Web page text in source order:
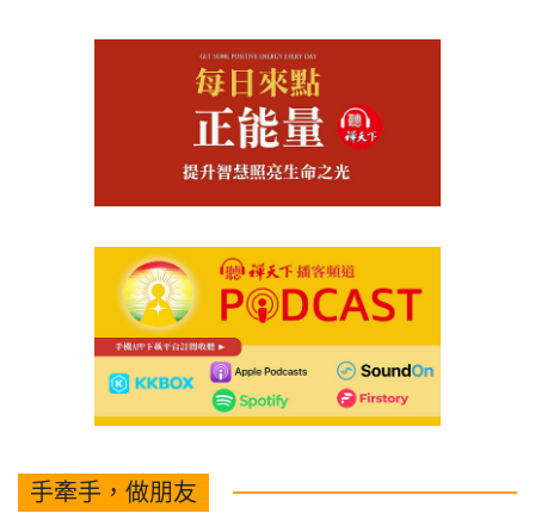
手牽手，做朋友